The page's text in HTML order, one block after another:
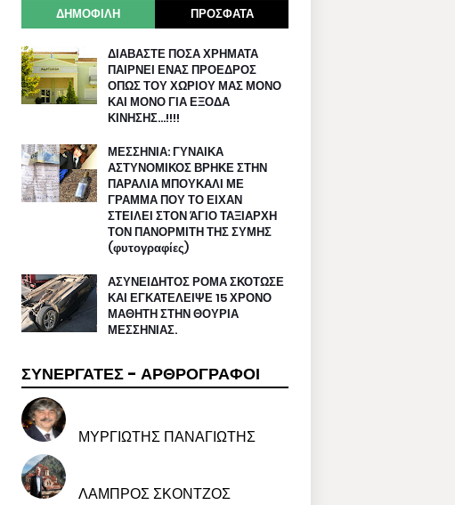
ΔΗΜΟΦΙΛΗ ΠΡΟΣΦΑΤΑ
ΔΙΑΒΑΣΤΕ ΠΟΣΑ ΧΡΗΜΑΤΑ
ΠΑΙΡΝΕΙ ΕΝΑΣ ΠΡΟΕΔΡΟΣ
ΟΠΩΣ ΤΟΥ ΧΩΡΙΟΥ ΜΑΣ ΜΟΝΟ
ΚΑΙ ΜΟΝΟ ΓΙΑ ΕΞΟΔΑ
ΚΙΝΗΣΗΣ…!!!!
ΜΕΣΣΗΝΙΑ: ΓΥΝΑΙΚΑ
ΑΣΤΥΝΟΜΙΚΟΣ ΒΡΗΚΕ ΣΤΗΝ
ΠΑΡΑΛΙΑ ΜΠΟΥΚΑΛΙ ΜΕ
ΓΡΑΜΜΑ ΠΟΥ ΤΟ ΕΙΧΑΝ
ΣΤΕΙΛΕΙ ΣΤΟΝ ΆΓΙΟ ΤΑΞΙΑΡΧΗ
ΤΟΝ ΠΑΝΟΡΜΙΤΗ ΤΗΣ ΣΥΜΗΣ
(φυτογραφίες)
ΑΣΥΝΕΙΔΗΤΟΣ ΡΟΜΑ ΣΚΟΤΩΣΕ
ΚΑΙ ΕΓΚΑΤΕΛΕΙΨΕ 15 ΧΡΟΝΟ
ΜΑΘΗΤΗ ΣΤΗΝ ΘΟΥΡΙΑ
ΜΕΣΣΗΝΙΑΣ.
ΣΥΝΕΡΓΑΤΕΣ - ΑΡΘΡΟΓΡΑΦΟΙ
ΜΥΡΓΙΩΤΗΣ ΠΑΝΑΓΙΩΤΗΣ
ΛΑΜΠΡΟΣ ΣΚΟΝΤΖΟΣ